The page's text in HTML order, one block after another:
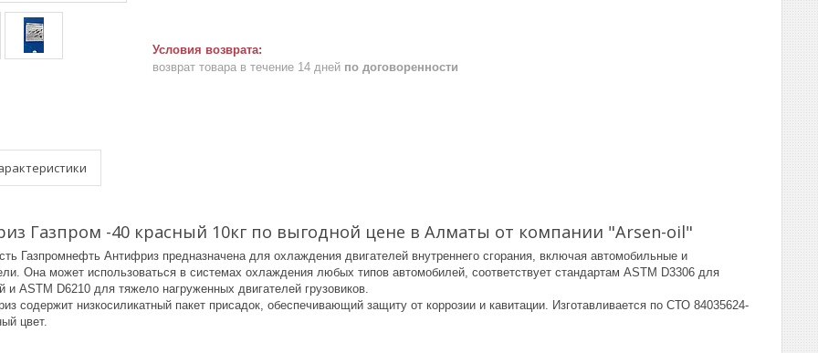
возврат товара в течение 14 дней по договоренности
Газпром -40 красный 10кг по выгодной цене в Алматы от компании "Arsen-oil"
Газпромнефть Антифриз предназначена для охлаждения двигателей внутреннего сгорания, включая автомобильные и
Она может использоваться в системах охлаждения любых типов автомобилей, соответствует стандартам ASTM D3306 для
и ASTM D6210 для тяжело нагруженных двигателей грузовиков.
содержит низкосиликатный пакет присадок, обеспечивающий защиту от коррозии и кавитации. Изготавливается по СТО 84035624-
цвет.